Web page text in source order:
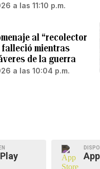
a las 11:10 p.m.
al “recolector
falleció mientras
de la guerra
a las 10:04 p.m.